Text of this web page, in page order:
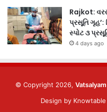
Rajkot:
પ્રસૂતિ ગૃહ’:
સ્પોટ ૩
4 days ago
© Copyright 2026,
Design by